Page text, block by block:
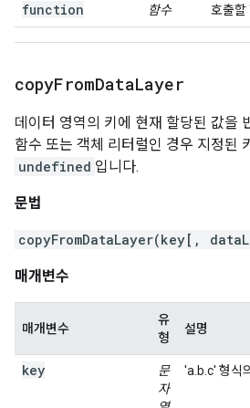
function 함수 호출할
copyFromDataLayer
데이터 영역의 키에 현재 할당된 값을
함수 또는 객체 리터럴인 경우 지정된
undefined 입니다.
문법
copyFromDataLayer(key[,
매개변수
매개변수
유
형
설명
key
문
자
'a.b.c' 형식